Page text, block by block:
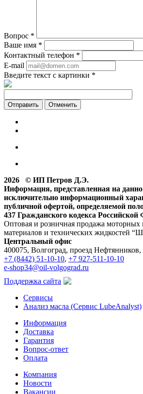
Вопрос *
Ваше имя *
Контактный телефон *
E-mail
Введите текст с картинки *
Отменить
2026 © ИП Петров Д.Э.
Информация, представленная на
исключительно информационный
публичной офертой, определяемой
437 Гражданского кодекса Российской
Оптовая и розничная продажа моторных
материалов и технических жидкостей
Центральный офис
400075, Волгоград, проезд Нефтянников,
+7 (8442) 51-10-10, +7 927-511-10-10
e-shop34@oil-volgograd.ru
Поддержка сайта
Сервисы
Анализ масла (Сервис LubeAnalyst)
Информация
Доставка
Гарантия
Вопрос-ответ
Оплата
Компания
Новости
Вакансии